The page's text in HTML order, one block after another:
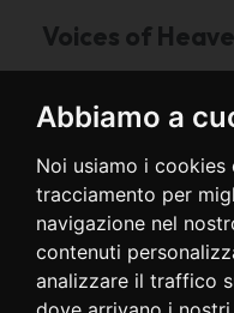
Abbiamo a
Noi usiamo i
tracciamento per
navigazione nel
contenuti
analizzare il traffico
Voices of